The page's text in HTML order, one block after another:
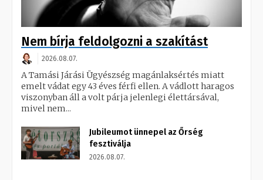
Nem bírja feldolgozni a szakítást
2026.08.07.
A Tamási Járási Ügyészség magánlaksértés miatt
emelt vádat egy 43 éves férfi ellen. A vádlott haragos
viszonyban áll a volt párja jelenlegi élettársával,
mivel nem...
Jubileumot ünnepel az Őrség
fesztiválja
2026.08.07.